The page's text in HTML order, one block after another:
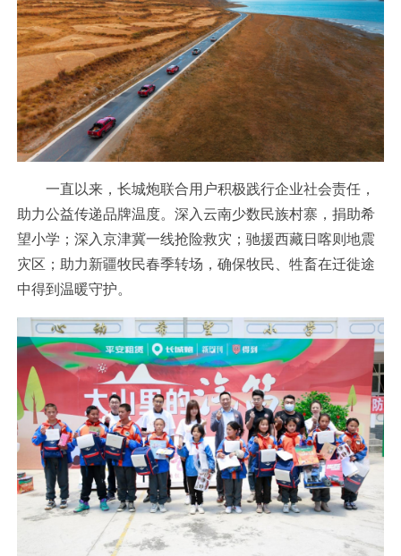
一直以来，长城炮联合用户积极践行企业社会责任，
助力公益传递品牌温度。深入云南少数民族村寨，捐助希
望小学；深入京津冀一线抢险救灾；驰援西藏日喀则地震
灾区；助力新疆牧民春季转场，确保牧民、牲畜在迁徙途
中得到温暖守护。